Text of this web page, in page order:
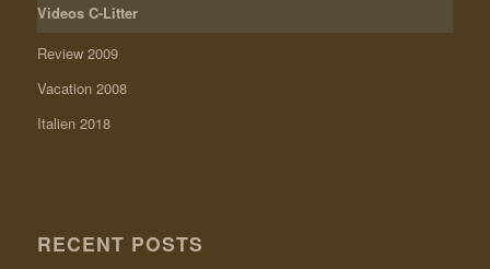
Videos C-Litter
Review 2009
Vacation 2008
Italien 2018
RECENT POSTS